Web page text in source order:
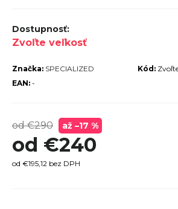
Zvoľte veľkosť
Kód:
Značka: SPECIALIZED
EAN: -
od €290 až –17 %
od €240
od €195,12 bez DPH
ú
č
a
m